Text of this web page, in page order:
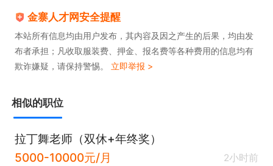
金寨人才网安全提醒
本站所有信息均由用户发布，其内容及因之产生的后果，均由发
布者承担；凡收取服装费、押金、报名费等各种费用的信息均有
欺诈嫌疑，请保持警惕。 立即举报 >
相似的职位
拉丁舞老师（双休+年终奖）
5000-10000元/月
2小时前